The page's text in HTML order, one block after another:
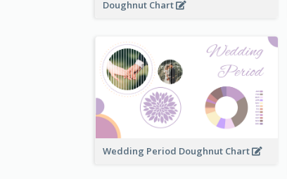
Doughnut Chart
Wedding Period Doughnut Chart